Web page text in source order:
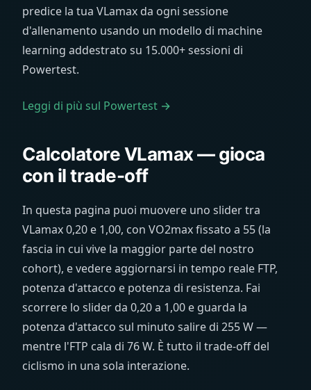
predice la tua VLamax da ogni sessione
d'allenamento usando un modello di machine
learning addestrato su 15.000+ sessioni di
Powertest.
Leggi di più sul Powertest →
Calcolatore VLamax — gioca
con il trade-off
In questa pagina puoi muovere uno slider tra
VLamax 0,20 e 1,00, con VO2max fissato a 55 (la
fascia in cui vive la maggior parte del nostro
cohort), e vedere aggiornarsi in tempo reale FTP,
potenza d'attacco e potenza di resistenza. Fai
scorrere lo slider da 0,20 a 1,00 e guarda la
potenza d'attacco sul minuto salire di 255 W —
mentre l'FTP cala di 76 W. È tutto il trade-off del
ciclismo in una sola interazione.